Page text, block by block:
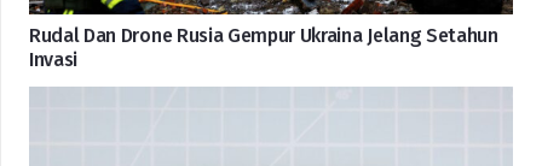
Rudal Dan Drone Rusia Gempur Ukraina Jelang Setahun
Invasi